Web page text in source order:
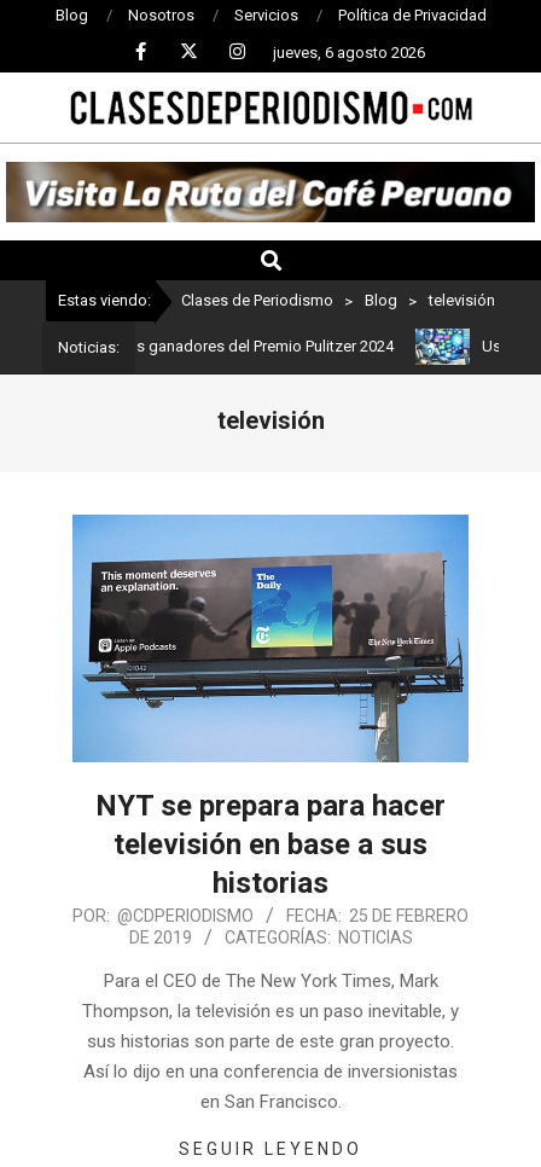
Blog Nosotros Servicios Política de Privacidad
jueves, 6 agosto 2026
CLASES
DE
PERIODISMO
Estas viendo: Clases de Periodismo > Blog > televisión
Noticias:
son los ganadores del Premio Pulitzer 2024 Usuarios de
televisión
NYT se prepara para hacer
televisión en base a sus
historias
POR: @CDPERIODISMO FECHA: 25 DE FEBRERO
DE 2019
CATEGORÍAS: NOTICIAS
Para el CEO de The New York Times, Mark
Thompson, la televisión es un paso inevitable, y
sus historias son parte de este gran proyecto.
Así lo dijo en una conferencia de inversionistas
en San Francisco.
SEGUIR LEYENDO